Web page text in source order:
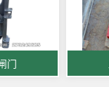
门